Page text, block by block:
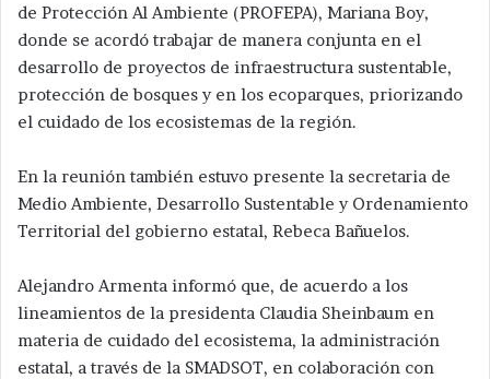
de Protección Al Ambiente (PROFEPA), Mariana Boy,
donde se acordó trabajar de manera conjunta en el
desarrollo de proyectos de infraestructura sustentable,
protección de bosques y en los ecoparques, priorizando
el cuidado de los ecosistemas de la región.
En la reunión también estuvo presente la secretaria de
Medio Ambiente, Desarrollo Sustentable y Ordenamiento
Territorial del gobierno estatal, Rebeca Bañuelos.
Alejandro Armenta informó que, de acuerdo a los
lineamientos de la presidenta Claudia Sheinbaum en
materia de cuidado del ecosistema, la administración
estatal, a través de la SMADSOT, en colaboración con